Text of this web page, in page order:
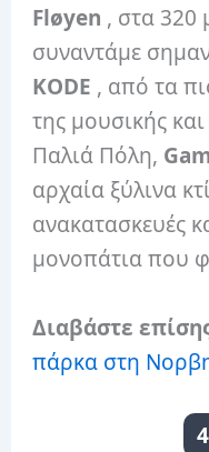
Fløyen , στα 320
συναντάμε
KODE , από τα
της μουσικής
Παλιά Πόλη,
αρχαία ξύλινα
ανακατασκευές
μονοπάτια που
Διαβάστε
πάρκα στη